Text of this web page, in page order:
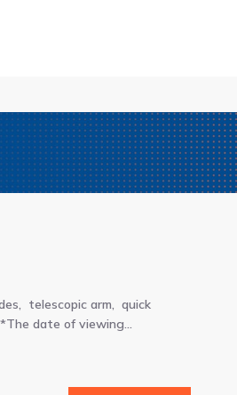
telescopic arm, quick
date of viewing…